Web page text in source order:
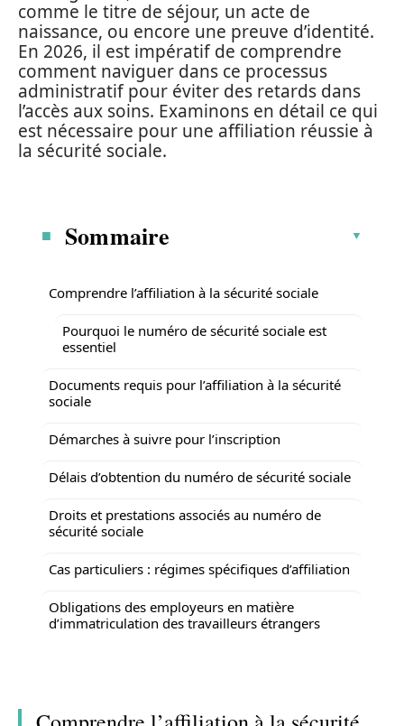
comme le titre de séjour, un acte de
naissance, ou encore une preuve d’identité.
En 2026, il est impératif de comprendre
comment naviguer dans ce processus
administratif pour éviter des retards dans
l’accès aux soins. Examinons en détail ce qui
est nécessaire pour une affiliation réussie à
la sécurité sociale.
Sommaire
Comprendre l’affiliation à la sécurité sociale
Pourquoi le numéro de sécurité sociale est
essentiel
Documents requis pour l’affiliation à la sécurité
sociale
Démarches à suivre pour l’inscription
Délais d’obtention du numéro de sécurité sociale
Droits et prestations associés au numéro de
sécurité sociale
Cas particuliers : régimes spécifiques d’affiliation
Obligations des employeurs en matière
d’immatriculation des travailleurs étrangers